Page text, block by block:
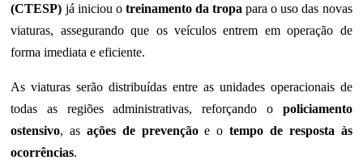
(CTESP) já iniciou o treinamento da tropa para o uso das novas
viaturas, assegurando que os veículos entrem em operação de
forma imediata e eficiente.
As viaturas serão distribuídas entre as unidades operacionais de
todas as regiões administrativas, reforçando o policiamento
ostensivo, asações de prevençãoe otempo de resposta às
ocorrências.